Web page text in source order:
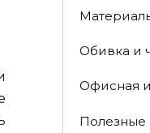
Обивка и
Офисная
Полезные